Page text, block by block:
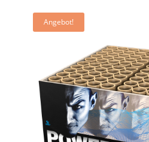
Angebot!